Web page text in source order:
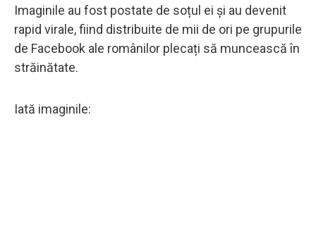
Imaginile au fost postate de soțul ei și au devenit
rapid virale, fiind distribuite de mii de ori pe grupurile
de Facebook ale românilor plecați să muncească în
străinătate.
Iată imaginile: